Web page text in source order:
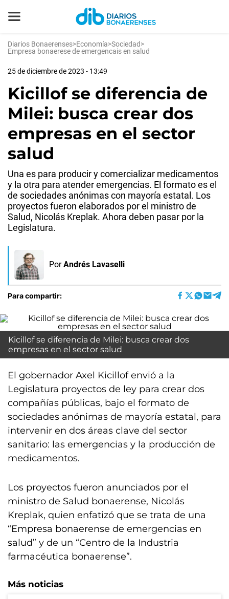
Diarios Bonaerenses>Economía>Sociedad>
Empresa bonaerese de emergencais en salud
25 de diciembre de 2023 - 13:49
Kicillof se diferencia de
Milei: busca crear dos
empresas en el sector
salud
Una es para producir y comercializar medicamentos
y la otra para atender emergencias. El formato es el
de sociedades anónimas con mayoría estatal. Los
proyectos fueron elaborados por el ministro de
Salud, Nicolás Kreplak. Ahora deben pasar por la
Legislatura.
Por Andrés Lavaselli
Para compartir:
Kicillof se diferencia de Milei: busca crear dos
empresas en el sector salud
El gobernador Axel Kicillof envió a la
Legislatura proyectos de ley para crear dos
compañías públicas, bajo el formato de
sociedades anónimas de mayoría estatal, para
intervenir en dos áreas clave del sector
sanitario: las emergencias y la producción de
medicamentos.
Los proyectos fueron anunciados por el
ministro de Salud bonaerense, Nicolás
Kreplak, quien enfatizó que se trata de una
“Empresa bonaerense de emergencias en
salud” y de un “Centro de la Industria
farmacéutica bonaerense”.
Más noticias